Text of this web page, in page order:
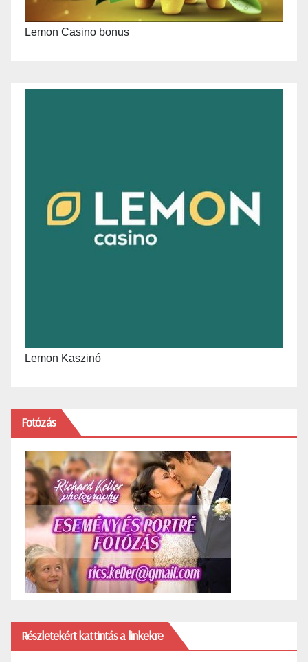
Lemon Casino bonus
Lemon Kaszinó
Fotózás
Részletekért kattintás a linkekre